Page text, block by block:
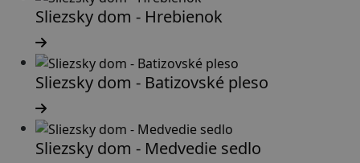
Sliezsky dom - Hrebienok
Sliezsky dom - Batizovské pleso
Sliezsky dom - Medvedie sedlo